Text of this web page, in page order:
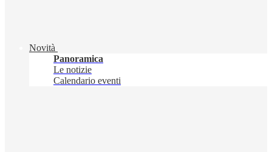
Novità
Panoramica
Le notizie
Calendario eventi